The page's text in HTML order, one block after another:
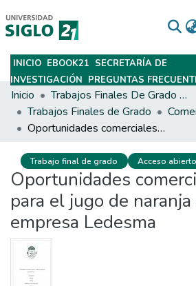
Subir
INICIO EBOOK21 SECRETARÍA DE
INVESTIGACIÓN PREGUNTAS
Inicio
Trabajos Finales De Grado Y Posgrado
Trabajos Finales de Grado
Oportunidades comerciales en Asia para el jugo de naranja de la empresa Ledesma
Trabajo final de grado Acceso abierto
Oportunidades
para el jugo de
empresa Ledesma